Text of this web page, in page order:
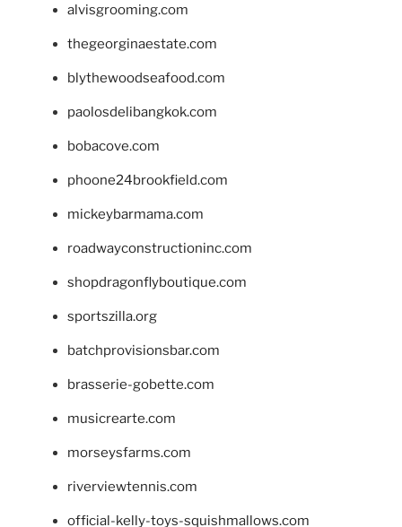
alvisgrooming.com
thegeorginaestate.com
blythewoodseafood.com
paolosdelibangkok.com
bobacove.com
phoone24brookfield.com
mickeybarmama.com
roadwayconstructioninc.com
shopdragonflyboutique.com
sportszilla.org
batchprovisionsbar.com
brasserie-gobette.com
musicrearte.com
morseysfarms.com
riverviewtennis.com
official-kelly-toys-squishmallows.com